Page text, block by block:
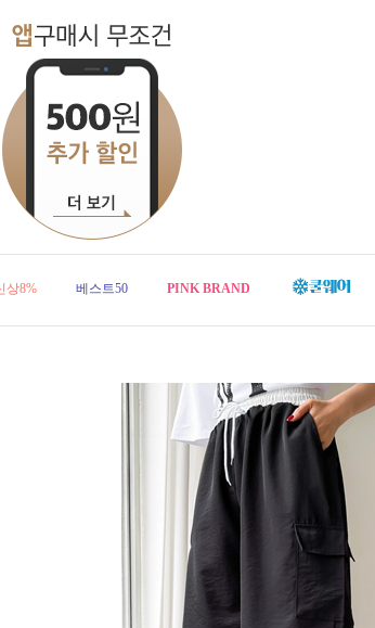
상8% 베스트50 PINK BRAND